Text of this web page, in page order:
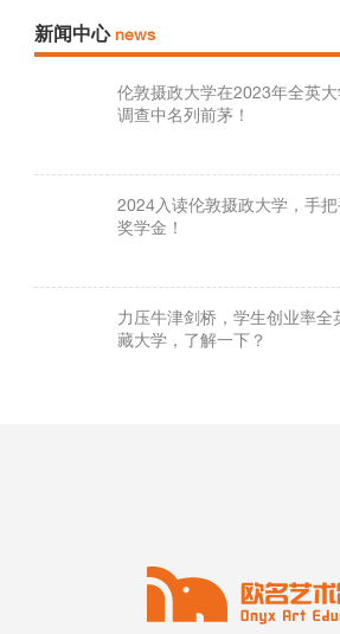
新闻中心news
伦敦摄政大学在2023年全英
调查中名列前茅！
2024入读伦敦摄政大学，手
奖学金！
力压牛津剑桥，学生创业率全
藏大学，了解一下？